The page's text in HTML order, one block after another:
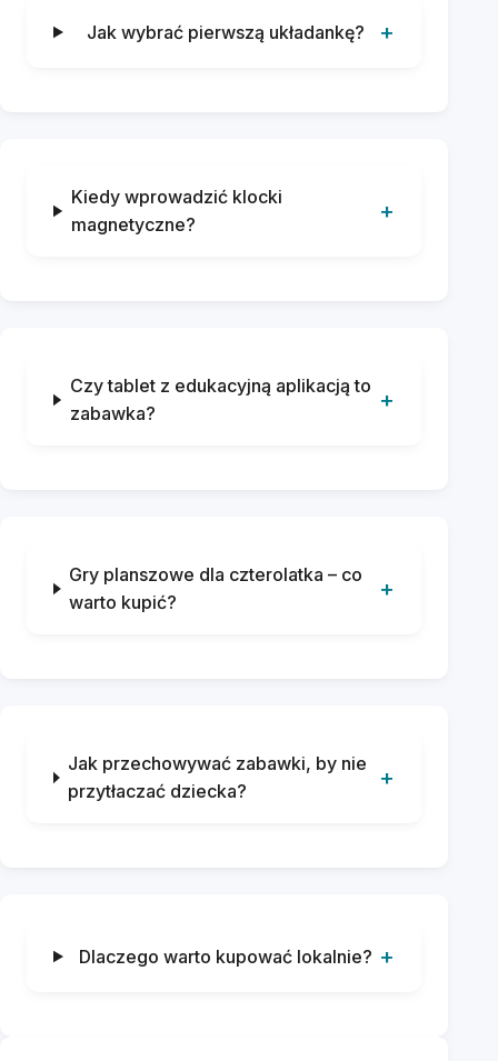
Jak wybrać pierwszą układankę?
Kiedy wprowadzić klocki
magnetyczne?
Czy tablet z edukacyjną aplikacją to
zabawka?
Gry planszowe dla czterolatka – co
warto kupić?
Jak przechowywać zabawki, by nie
przytłaczać dziecka?
Dlaczego warto kupować lokalnie?